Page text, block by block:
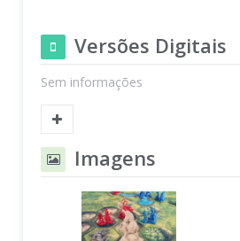
Versões Digitais
Sem informações
Imagens